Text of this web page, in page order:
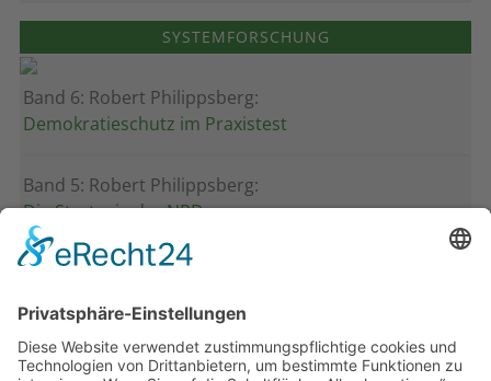
SYSTEMFORSCHUNG
Band 6: Robert Philippsberg:
Demokratieschutz im Praxistest
Band 5: Robert Philippsberg:
Die Strategie der NPD
Band 4: Uwe Wagschal (Hg.):
Band 3: Katharina Ober